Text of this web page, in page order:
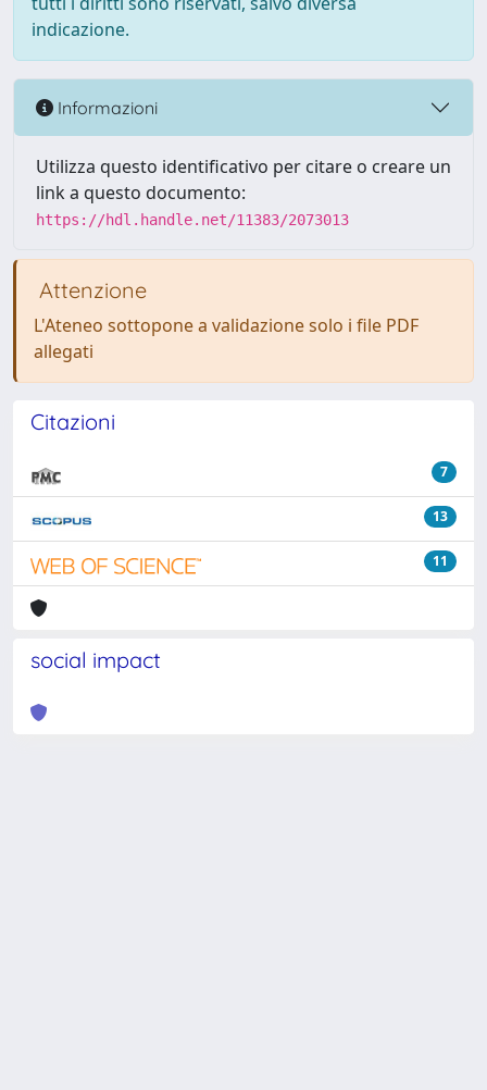
indicazione.
Informazioni
Utilizza questo identificativo per citare o creare un
link a questo documento:
https://hdl.handle.net/11383/2073013
Attenzione
L'Ateneo sottopone a validazione solo i file PDF
allegati
Citazioni
7
13
11
social impact